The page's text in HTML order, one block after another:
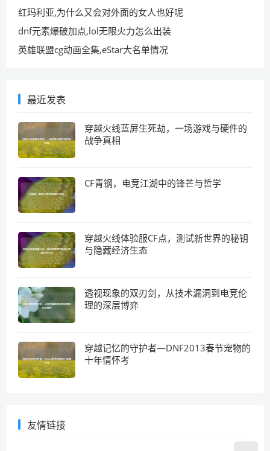
红玛利亚,为什么又会对外面的女人也好呢
dnf元素爆破加点,lol无限火力怎么出装
英雄联盟cg动画全集,eStar大名单情况
最近发表
穿越火线蓝屏生死劫，一场游戏与硬件的
战争真相
CF青钢，电竞江湖中的锋芒与哲学
穿越火线体验服CF点，测试新世界的秘钥
与隐藏经济生态
透视现象的双刃剑，从技术漏洞到电竞伦
理的深层博弈
穿越记忆的守护者—DNF2013春节宠物的
十年情怀考
友情链接